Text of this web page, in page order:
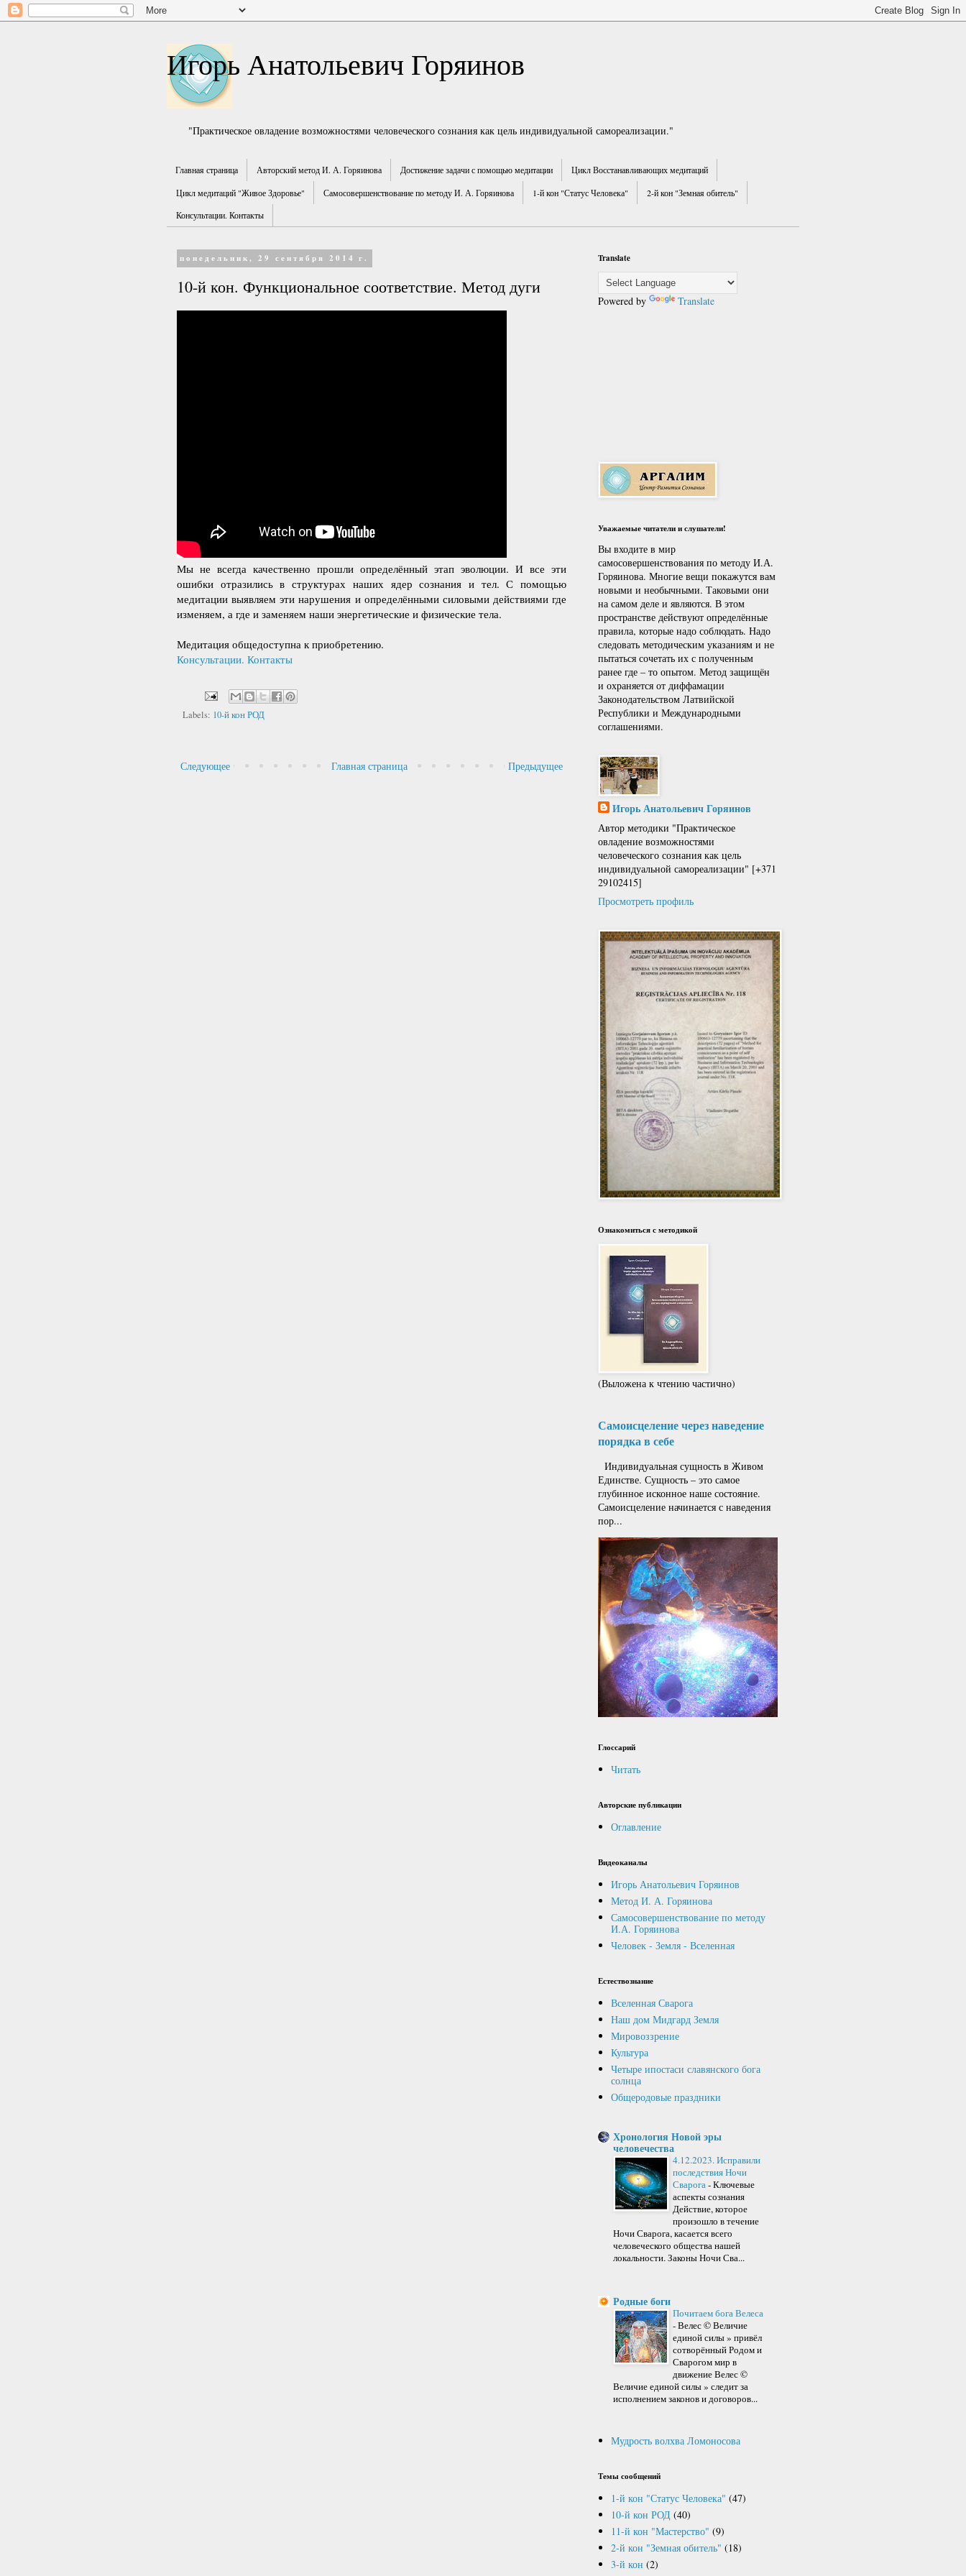
Игорь Анатольевич Горяинов
"Практическое овладение возможностями человеческого сознания как цель индивидуальной самореализации."
Главная страница Авторский метод И. А. Горяинова Достижение задачи с помощью медитации
Цикл Восстанавливающих медитаций
Цикл медитаций "Живое Здоровье"
Самосовершенствование по методу И. А. Горяинова 1-й кон "Статус Человека"
2-й кон "Земная обитель"
Консультации. Контакты
понедельник, 29 сентября 2014 г.
10-й кон. Функциональное соответствие. Метод дуги
Мы не всегда качественно прошли определённый этап эволюции. И все эти
ошибки отразились в структурах наших ядер сознания и тел. С помощью
медитации выявляем эти нарушения и определёнными силовыми действиями где
изменяем, а где и заменяем наши энергетические и физические тела.
Медитация общедоступна к приобретению.
Консультации. Контакты
Labels: 10-й кон РОД
Следующее Предыдущее
Главная страница
Translate
Powered by Translate
Уважаемые читатели и слушатели!
Вы входите в мир
самосовершенствования по методу И.А.
Горяинова. Многие вещи покажутся вам
новыми и необычными. Таковыми они
на самом деле и являются. В этом
пространстве действуют определённые
правила, которые надо соблюдать. Надо
следовать методическим указаниям и не
пытаться сочетать их с полученным
ранее где – то опытом. Метод защищён
и охраняется от диффамации
Законодательством Латвийской
Республики и Международными
соглашениями.
Игорь Анатольевич Горяинов
Автор методики "Практическое
овладение возможностями
человеческого сознания как цель
индивидуальной самореализации" [+371
29102415]
Просмотреть профиль
Ознакомиться с методикой
(Выложена к чтению частично)
Самоисцеление через наведение
порядка в себе
Индивидуальная сущность в Живом
Единстве. Сущность – это самое
глубинное исконное наше состояние.
Самоисцеление начинается с наведения
пор...
Глоссарий
Читать
Авторские публикации
Оглавление
Видеоканалы
Игорь Анатольевич Горяинов
Метод И. А. Горяинова
Самосовершенствование по методу
И.А. Горяинова
Человек - Земля - Вселенная
Естествознание
Вселенная Сварога
Наш дом Мидгард Земля
Мировоззрение
Культура
Четыре ипостаси славянского бога
солнца
Общеродовые праздники
Хронология Новой эры
человечества
4.12.2023. Исправили
последствия Ночи
Сварога-Ключевые
аспекты сознания
Действие, которое
произошло в течение
Ночи Сварога, касается всего
человеческого общества нашей
локальности. Законы Ночи Сва...
Родные боги
Почитаем бога Велеса
-Велес © Величие
единой силы » привёл
сотворённый Родом и
Сварогом мир в
движение Велес ©
Величие единой силы » следит за
исполнением законов и договоров...
Мудрость волхва Ломоносова
Темы сообщений
1-й кон "Статус Человека" (47)
10-й кон РОД (40)
11-й кон "Мастерство" (9)
2-й кон "Земная обитель" (18)
3-й кон (2)